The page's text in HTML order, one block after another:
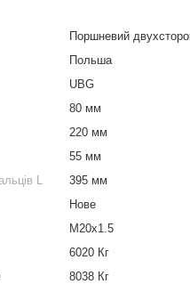
Поршневий
Польша
UBG
80 мм
220 мм
55 мм
L
395 мм
Нове
М20х1.5
6020 Кг
8038 Кг